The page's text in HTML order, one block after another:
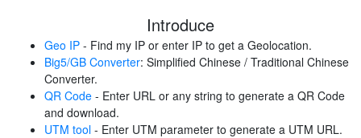
Introduce
Geo IP - Find my IP or enter IP to get a Geolocation.
Big5/GB Converter: Simplified Chinese / Traditional Chinese
Converter.
QR Code - Enter URL or any string to generate a QR Code
and download.
UTM tool - Enter UTM parameter to generate a UTM URL.